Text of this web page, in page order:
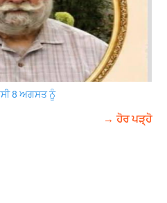
8 ਅਗਸਤ ਨੂੰ
→ ਹੋਰ ਪੜ੍ਹੋ